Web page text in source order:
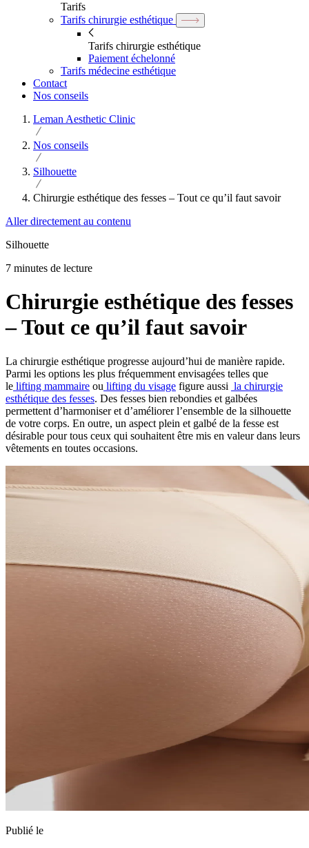
Tarifs
Tarifs chirurgie esthétique
Tarifs chirurgie esthétique
Paiement échelonné
Tarifs médecine esthétique
Contact
Nos conseils
Leman Aesthetic Clinic
Nos conseils
Silhouette
Chirurgie esthétique des fesses – Tout ce qu’il faut savoir
Aller directement au contenu
Silhouette
7 minutes de lecture
Chirurgie esthétique des fesses
– Tout ce qu’il faut savoir
La chirurgie esthétique progresse aujourd’hui de manière rapide.
Parmi les options les plus fréquemment envisagées telles que
le lifting mammaire ou lifting du visage figure aussi la chirurgie
esthétique des fesses. Des fesses bien rebondies et galbées
permettent d’harmoniser et d’améliorer l’ensemble de la silhouette
de votre corps. En outre, un aspect plein et galbé de la fesse est
désirable pour tous ceux qui souhaitent être mis en valeur dans leurs
vêtements en toutes occasions.
Publié le